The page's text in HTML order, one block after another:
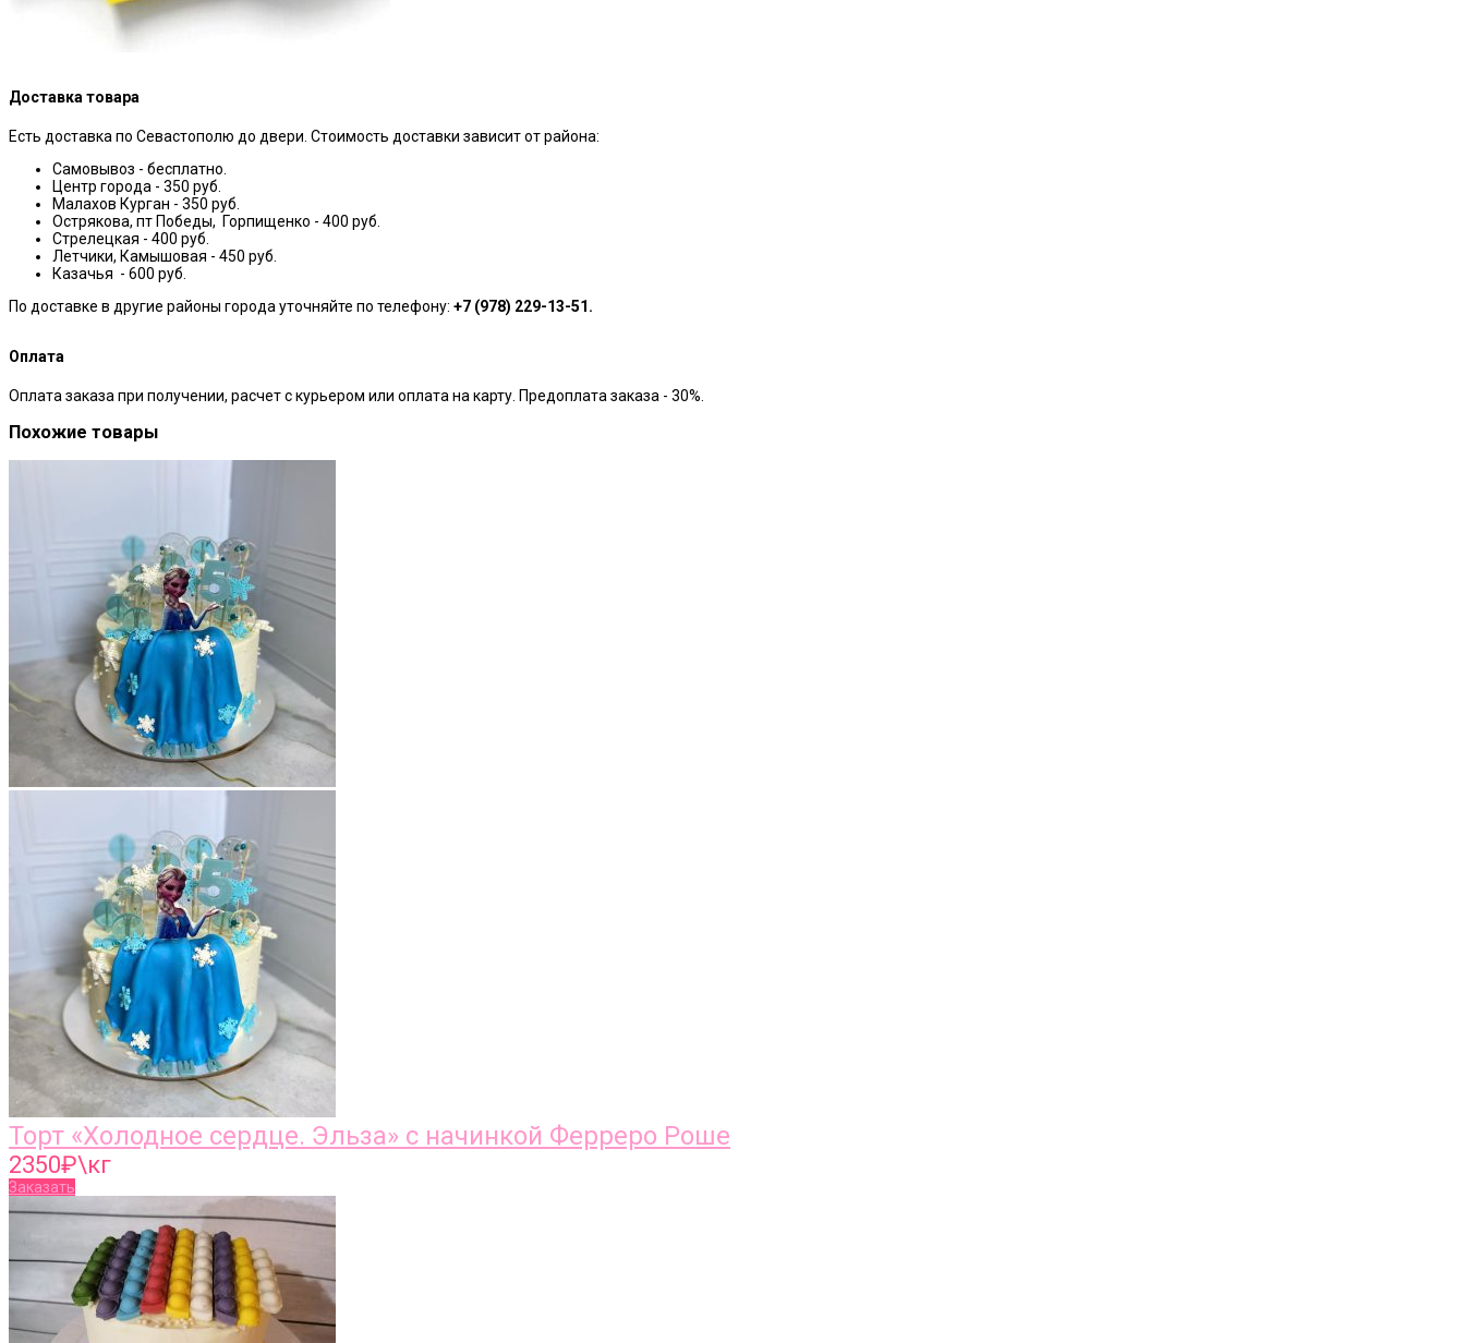
Доставка товара
Есть доставка по Севастополю до двери. Стоимость доставки зависит от района:
Самовывоз - бесплатно.
Центр города - 350 руб.
Малахов Курган - 350 руб.
Острякова, пт Победы, Горпищенко - 400 руб.
Стрелецкая - 400 руб.
Летчики, Камышовая - 450 руб.
Казачья - 600 руб.
По доставке в другие районы города уточняйте по телефону: +7 (978) 229-13-51.
Оплата
Оплата заказа при получении, расчет с курьером или оплата на карту. Предоплата заказа - 30%.
Похожие товары
Торт «Холодное сердце. Эльза» с начинкой Ферреро Роше
2350₽\кг
Заказать